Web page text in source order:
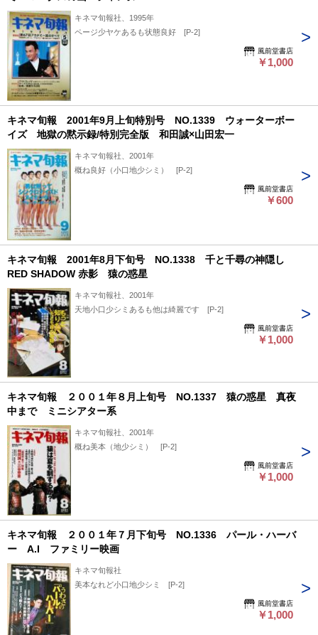
キネマ旬報社、1995年
ページ少ヤケあるも状態良好 [P-2]
風前堂書店
￥1,000
キネマ旬報 2001年9月上旬特別号 NO.1339 ウォーターボー
イズ 地獄の黙示録/特別完全版 和田誠×山田宏一
キネマ旬報社、2001年
概ね良好（小口地少シミ） [P-2]
風前堂書店
￥600
キネマ旬報 2001年8月下旬号 NO.1338 千と千尋の神隠し
RED SHADOW 赤影 猿の惑星
キネマ旬報社、2001年
天地小口少シミあるも他は綺麗です [P-2]
風前堂書店
￥1,000
キネマ旬報 ２００１年８月上旬号 NO.1337 猿の惑星 真夜
中まで ミニシアター系
キネマ旬報社、2001年
概ね美本（地少シミ） [P-2]
風前堂書店
￥1,000
キネマ旬報 ２００１年７月下旬号 NO.1336 パール・ハーバ
ー A.I ファミリー映画
キネマ旬報社
美本なれど小口地少シミ [P-2]
風前堂書店
￥1,000